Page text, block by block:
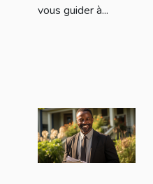
vous guider à...